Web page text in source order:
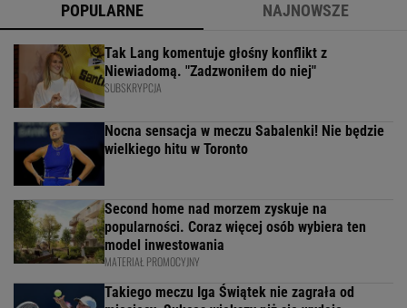
POPULARNE NAJNOWSZE
Tak Lang komentuje głośny konflikt z
Niewiadomą. "Zadzwoniłem do niej"
SUBSKRYPCJA
Nocna sensacja w meczu Sabalenki! Nie będzie
wielkiego hitu w Toronto
Second home nad morzem zyskuje na
popularności. Coraz więcej osób wybiera ten
model inwestowania
MATERIAŁ PROMOCYJNY
Takiego meczu Iga Świątek nie zagrała od